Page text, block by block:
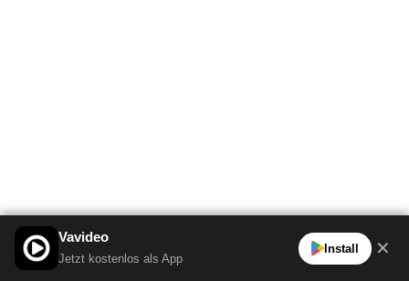
Vavideo
Jetzt kostenlos als App
Install ✕